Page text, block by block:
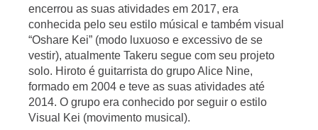
encerrou as suas atividades em 2017, era
conhecida pelo seu estilo músical e também visual
“Oshare Kei” (modo luxuoso e excessivo de se
vestir), atualmente Takeru segue com seu projeto
solo. Hiroto é guitarrista do grupo Alice Nine,
formado em 2004 e teve as suas atividades até
2014. O grupo era conhecido por seguir o estilo
Visual Kei (movimento musical).